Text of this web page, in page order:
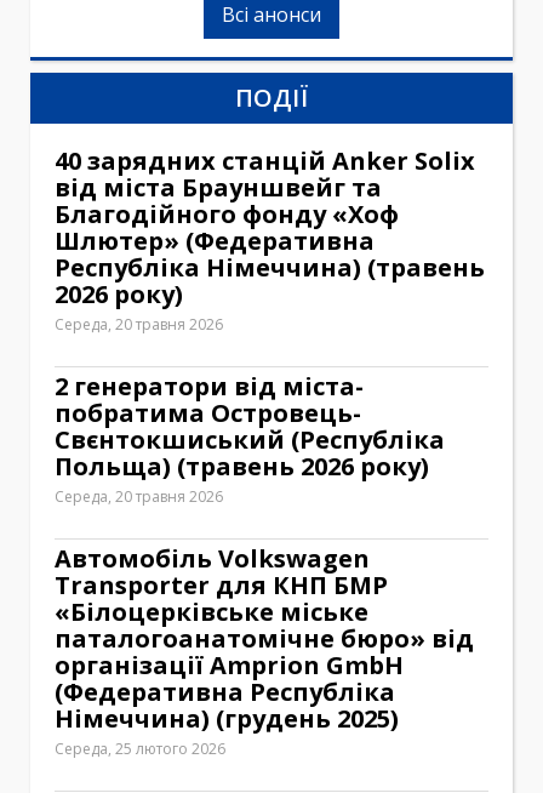
Всі анонси
ПОДІЇ
40 зарядних станцій Anker Solix
від міста Брауншвейг та
Благодійного фонду «Хоф
Шлютер» (Федеративна
Республіка Німеччина) (травень
2026 року)
Середа, 20 травня 2026
2 генератори від міста-
побратима Островець-
Свєнтокшиський (Республіка
Польща) (травень 2026 року)
Середа, 20 травня 2026
Автомобіль Volkswagen
Transporter для КНП БМР
«Білоцерківське міське
паталогоанатомічне бюро» від
організації Amprion GmbH
(Федеративна Республіка
Німеччина) (грудень 2025)
Середа, 25 лютого 2026